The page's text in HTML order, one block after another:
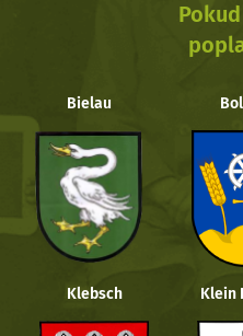
Bielau
Klebsch Klein